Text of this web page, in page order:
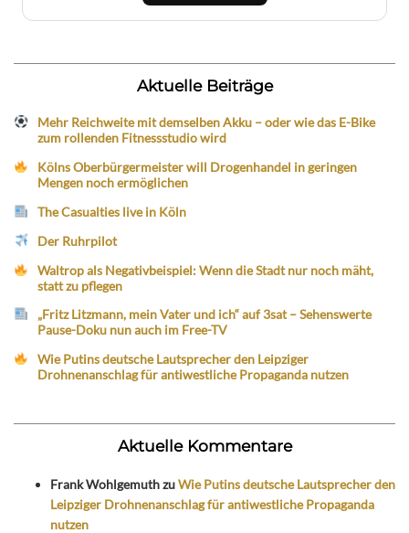
Aktuelle Beiträge
Mehr Reichweite mit demselben Akku – oder wie das E-Bike
zum rollenden Fitnessstudio wird
Kölns Oberbürgermeister will Drogenhandel in geringen
Mengen noch ermöglichen
The Casualties live in Köln
Der Ruhrpilot
Waltrop als Negativbeispiel: Wenn die Stadt nur noch mäht,
statt zu pflegen
„Fritz Litzmann, mein Vater und ich“ auf 3sat – Sehenswerte
Pause-Doku nun auch im Free-TV
Wie Putins deutsche Lautsprecher den Leipziger
Drohnenanschlag für antiwestliche Propaganda nutzen
Aktuelle Kommentare
Frank WohlgemuthzuWie Putins deutsche Lautsprecher den
Leipziger Drohnenanschlag für antiwestliche Propaganda
nutzen